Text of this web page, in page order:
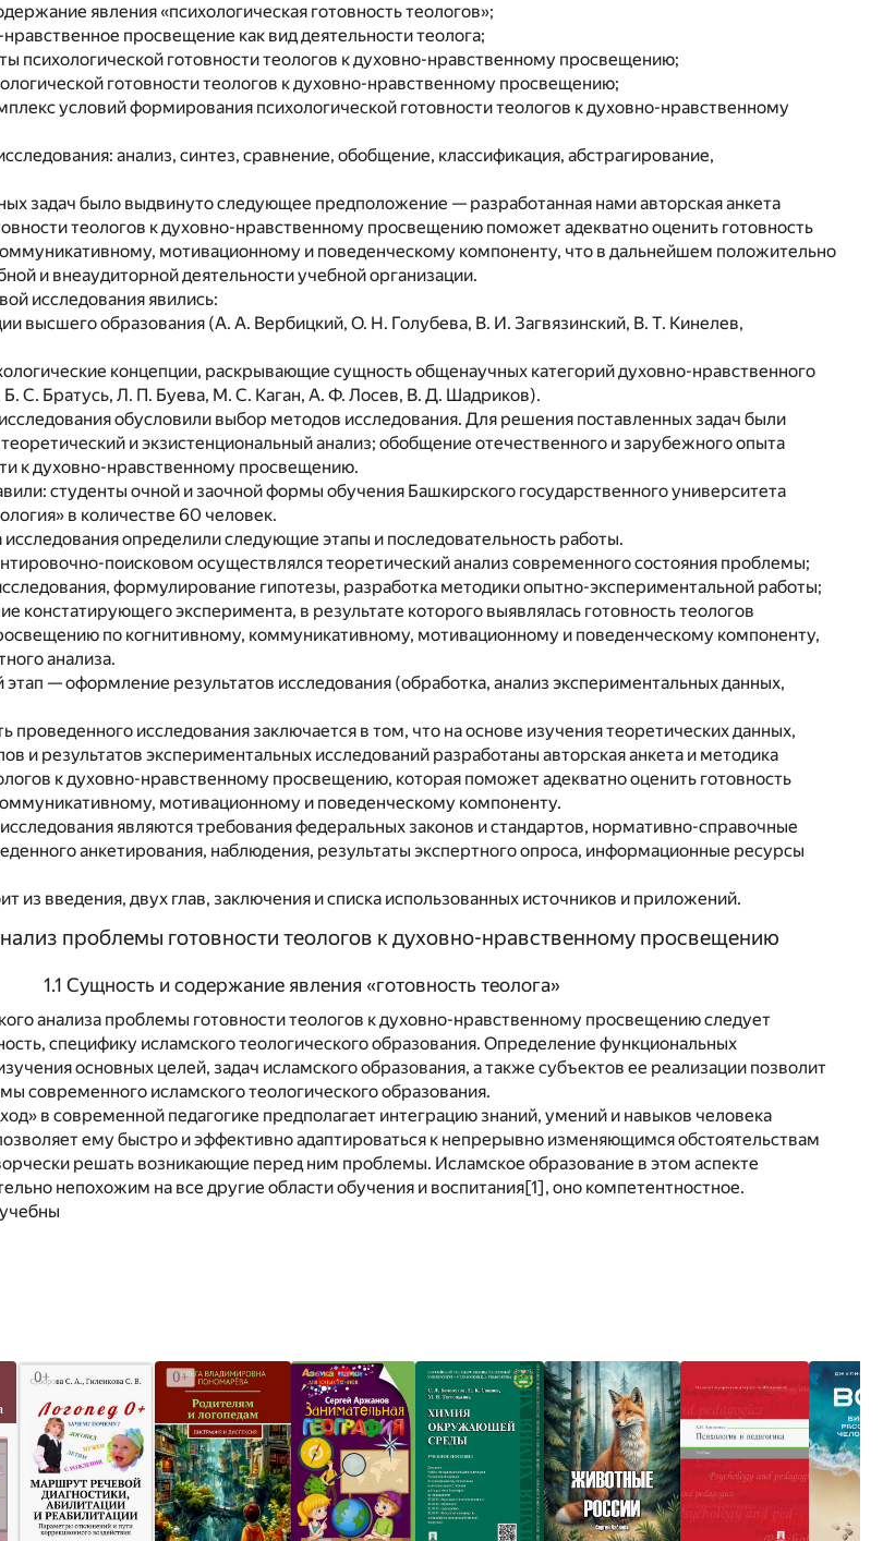
явления «психологическая готовность теологов»;
просвещение как вид деятельности теолога;
психологической готовности теологов к духовно-нравственному просвещению;
готовности теологов к духовно-нравственному просвещению;
условий формирования психологической готовности теологов к духовно-нравственному
анализ, синтез, сравнение, обобщение, классификация, абстрагирование,
задач было выдвинуто следующее предположение — разработанная нами авторская анкета
теологов к духовно-нравственному просвещению поможет адекватно оценить готовность
мотивационному и поведенческому компоненту, что в дальнейшем положительно
и внеаудиторной деятельности учебной организации.
исследования явились:
высшего образования (А. А. Вербицкий, О. Н. Голубева, В. И. Загвязинский, В. Т. Кинелев,
концепции, раскрывающие сущность общенаучных категорий духовно-нравственного
С. Братусь, Л. П. Буева, М. С. Каган, А. Ф. Лосев, В. Д. Шадриков).
обусловили выбор методов исследования. Для решения поставленных задач были
и экзистенциональный анализ; обобщение отечественного и зарубежного опыта
к духовно-нравственному просвещению.
студенты очной и заочной формы обучения Башкирского государственного университета
в количестве 60 человек.
определили следующие этапы и последовательность работы.
поисковом осуществлялся теоретический анализ современного состояния проблемы;
формулирование гипотезы, разработка методики опытно-экспериментальной работы;
констатирующего эксперимента, в результате которого выявлялась готовность теологов
по когнитивному, коммуникативному, мотивационному и поведенческому компоненту,
анализа.
— оформление результатов исследования (обработка, анализ экспериментальных данных,
проведенного исследования заключается в том, что на основе изучения теоретических данных,
и результатов экспериментальных исследований разработаны авторская анкета и методика
к духовно-нравственному просвещению, которая поможет адекватно оценить готовность
мотивационному и поведенческому компоненту.
являются требования федеральных законов и стандартов, нормативно-справочные
анкетирования, наблюдения, результаты экспертного опроса, информационные ресурсы
из введения, двух глав, заключения и списка использованных источников и приложений.
проблемы готовности теологов к духовно-нравственному просвещению
1.1 Сущность и содержание явления «готовность теолога»
анализа проблемы готовности теологов к духовно-нравственному просвещению следует
специфику исламского теологического образования. Определение функциональных
основных целей, задач исламского образования, а также субъектов ее реализации позволит
современного исламского теологического образования.
в современной педагогике предполагает интеграцию знаний, умений и навыков человека
ему быстро и эффективно адаптироваться к непрерывно изменяющимся обстоятельствам
решать возникающие перед ним проблемы. Исламское образование в этом аспекте
непохожим на все другие области обучения и воспитания[1], оно компетентностное.